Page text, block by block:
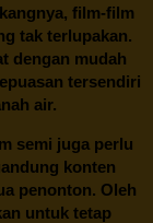
film-film
tak terlupakan.
dengan mudah
tersendiri
air.
semi juga perlu
konten
penonton. Oleh
untuk tetap